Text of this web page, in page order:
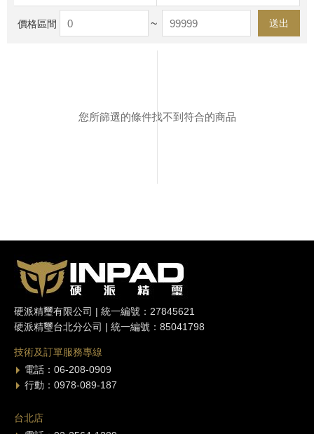
價格區間 ~ 送出
您所篩選的條件找不到符合的商品
硬派精璽有限公司 | 統一編號：27845621
硬派精璽台北分公司 | 統一編號：85041798
技術及訂單服務專線
電話：06-208-0909
行動：0978-089-187
台北店